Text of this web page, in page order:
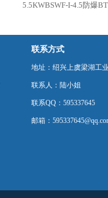
5.5KWBSWF-I-4.5防爆
联系方式
地址：绍兴上虞梁湖工
联系人：陆小姐
联系QQ：595337645
邮箱：